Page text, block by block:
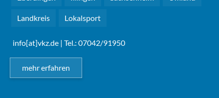
Landkreis Lokalsport
info[at]vkz.de | Tel.: 07042/91950
mehr erfahren